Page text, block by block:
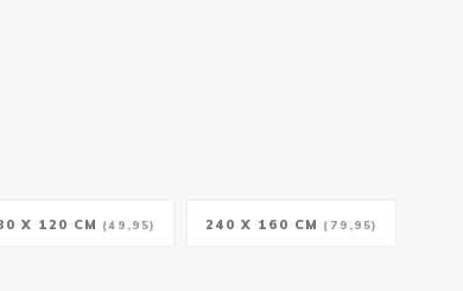
X 120 CM (49,95) 240 X 160 CM (79,95)